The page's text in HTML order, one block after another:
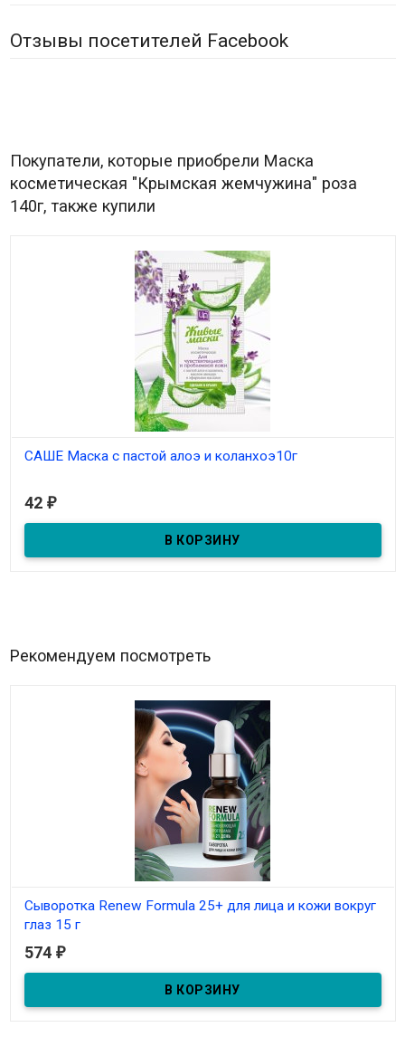
Отзывы посетителей Facebook
Покупатели, которые приобрели Маска
косметическая "Крымская жемчужина" роза
140г, также купили
САШЕ Маска с пастой алоэ и коланхоэ10г
и проблемной кожи 10гр
42 ₽
Рекомендуем посмотреть
Сыворотка Renew Formula 25+ для лица и кожи вокруг
глаз 15 г
В наличии
с кофеином и аллантоином
574 ₽